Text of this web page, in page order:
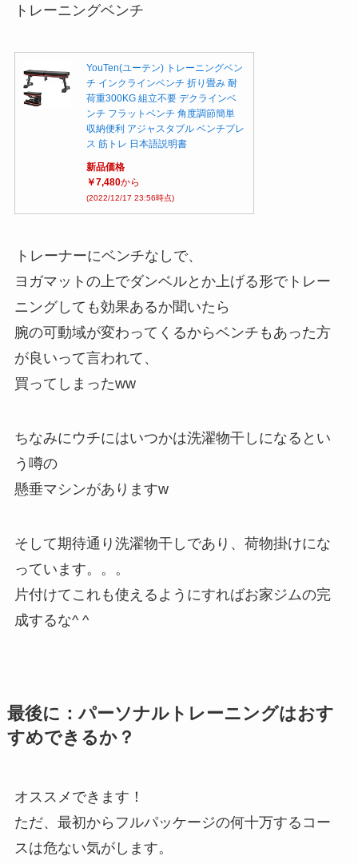
トレーニングベンチ
YouTen(ユーテン) トレーニングベン
チ インクラインベンチ 折り畳み 耐
荷重300KG 組立不要 デクラインベ
ンチ フラットベンチ 角度調節簡単
収納便利 アジャスタブル ベンチプレ
ス 筋トレ 日本語説明書
新品価格
￥7,480から
(2022/12/17 23:56時点)
トレーナーにベンチなしで、
ヨガマットの上でダンベルとか上げる形でトレー
ニングしても効果あるか聞いたら
腕の可動域が変わってくるからベンチもあった方
が良いって言われて、
買ってしまったww
ちなみにウチにはいつかは洗濯物干しになるとい
う噂の
懸垂マシンがありますw
そして期待通り洗濯物干しであり、荷物掛けにな
っています。。。
片付けてこれも使えるようにすればお家ジムの完
成するな^ ^
最後に：パーソナルトレーニングはおす
すめできるか？
オススメできます！
ただ、最初からフルパッケージの何十万するコー
スは危ない気がします。